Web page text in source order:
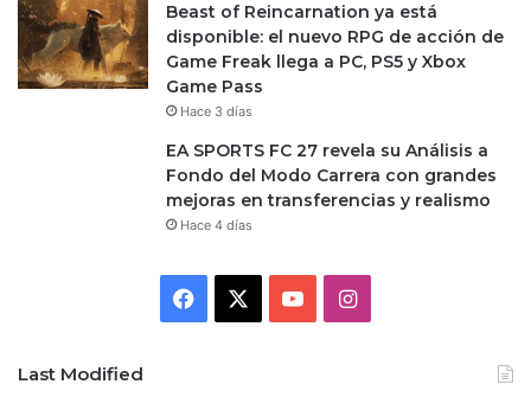
Beast of Reincarnation ya está
disponible: el nuevo RPG de acción de
Game Freak llega a PC, PS5 y Xbox
Game Pass
Hace 3 días
EA SPORTS FC 27 revela su Análisis a
Fondo del Modo Carrera con grandes
mejoras en transferencias y realismo
Hace 4 días
Facebook YouTubeInstagram
Last Modified